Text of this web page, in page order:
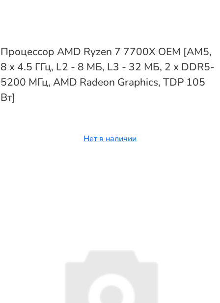
Процессор AMD Ryzen 7 7700X OEM [AM5,
8 x 4.5 ГГц, L2 - 8 МБ, L3 - 32 МБ, 2 х DDR5-
5200 МГц, AMD Radeon Graphics, TDP 105
Вт]
Нет в наличии